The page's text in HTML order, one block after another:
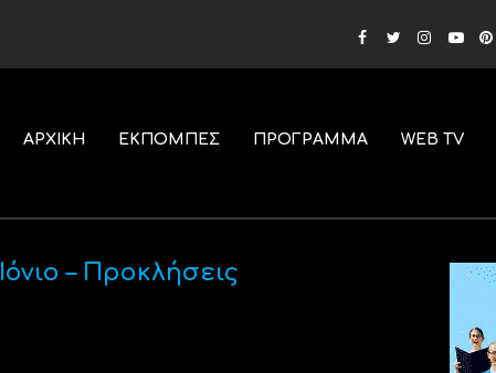
ΑΡΧΙΚΗ ΕΚΠΟΜΠΕΣ ΠΡΟΓΡΑΜΜΑ WEB TV
– Προκλήσεις